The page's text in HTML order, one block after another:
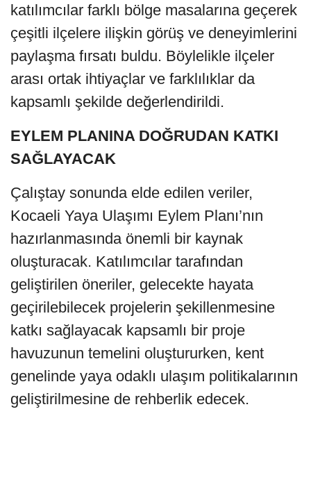
katılımcılar farklı bölge masalarına geçerek
çeşitli ilçelere ilişkin görüş ve deneyimlerini
paylaşma fırsatı buldu. Böylelikle ilçeler
arası ortak ihtiyaçlar ve farklılıklar da
kapsamlı şekilde değerlendirildi.
EYLEM PLANINA DOĞRUDAN KATKI
SAĞLAYACAK
Çalıştay sonunda elde edilen veriler,
Kocaeli Yaya Ulaşımı Eylem Planı’nın
hazırlanmasında önemli bir kaynak
oluşturacak. Katılımcılar tarafından
geliştirilen öneriler, gelecekte hayata
geçirilebilecek projelerin şekillenmesine
katkı sağlayacak kapsamlı bir proje
havuzunun temelini oluştururken, kent
genelinde yaya odaklı ulaşım politikalarının
geliştirilmesine de rehberlik edecek.